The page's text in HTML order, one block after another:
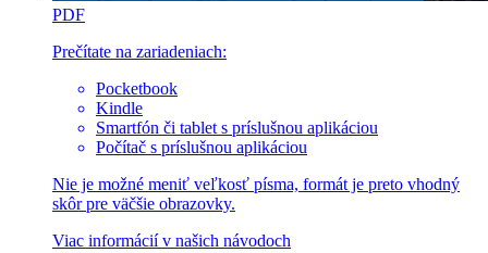
PDF
Prečítate na zariadeniach:
Pocketbook
Kindle
Smartfón či tablet s príslušnou aplikáciou
Počítač s príslušnou aplikáciou
Nie je možné meniť veľkosť písma, formát je preto vhodný
skôr pre väčšie obrazovky.
Viac informácií v našich návodoch